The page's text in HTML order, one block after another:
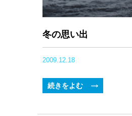
冬の思い出
2009.12.18
続きをよむ